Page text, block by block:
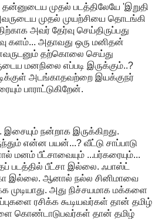
முதல் படத்திலேயே 'இறுதி
முதல் முயற்சியை தொடங்கி
அவர் தேர்வு செய்திருப்பது
அதாவது ஒரு மனிதன்
தற்கொலை செய்து
மனநிலை எப்படி இருக்கும்..?
அடங்காதவற்றை இயக்குநர்
பாராட்டுகிறேன்.
இசையும் நன்றாக இருக்கிறது.
என்ன பயன்...? வீட்டு சாப்பாடு
மனம் பீட்சாவையும் ...பர்கரையும்...
படத்தில் பீட்சா இல்லை. ஃபாஸ்ட்
இல்லை. ஆனால் நல்ல சினிமாவை
முடியாது. அது நிச்சயமாக மக்களை
ரசிக்க கூடியவர்கள் தான் தமிழ்
கொண்டாடுபவர்கள் தான் தமிழ்